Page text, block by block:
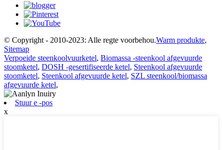
© Copyright - 2010-2023: Alle regte voorbehou.Warm produkte,
Sitemap
Verpoeide steenkoolvuurketel, Biomassa -steenkool afgevuurde
stoomketel, DOSH -gesertifiseerde ketel, Steenkool afgevuurde
stoomketel, Steenkool afgevuurde ketel, SZL steenkool/biomassa
afgevuurde ketel,
Stuur e -pos
x